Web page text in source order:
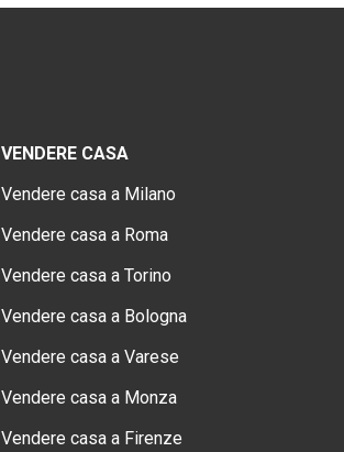
VENDERE CASA
Vendere casa a Milano
Vendere casa a Roma
Vendere casa a Torino
Vendere casa a Bologna
Vendere casa a Varese
Vendere casa a Monza
Vendere casa a Firenze